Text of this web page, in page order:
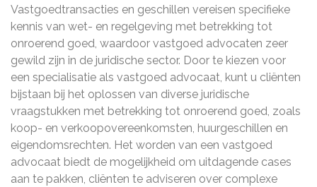
Vastgoedtransacties en geschillen vereisen specifieke
kennis van wet- en regelgeving met betrekking tot
onroerend goed, waardoor vastgoed advocaten zeer
gewild zijn in de juridische sector. Door te kiezen voor
een specialisatie als vastgoed advocaat, kunt u cliënten
bijstaan bij het oplossen van diverse juridische
vraagstukken met betrekking tot onroerend goed, zoals
koop- en verkoopovereenkomsten, huurgeschillen en
eigendomsrechten. Het worden van een vastgoed
advocaat biedt de mogelijkheid om uitdagende cases
aan te pakken, cliënten te adviseren over complexe